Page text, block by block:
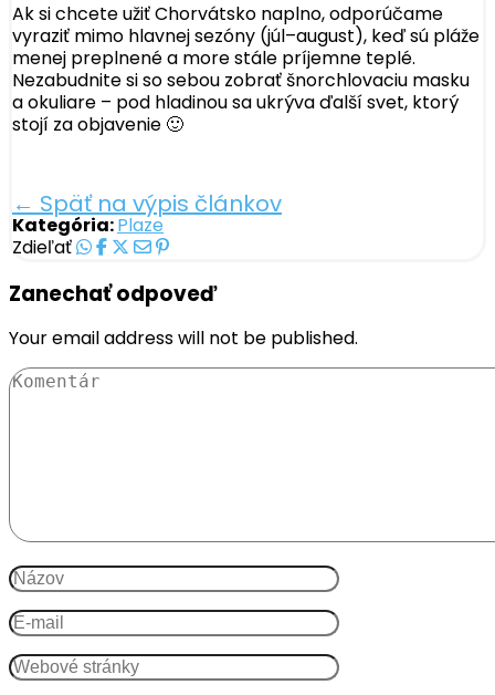
Ak si chcete užiť Chorvátsko naplno, odporúčame
vyraziť mimo hlavnej sezóny (júl–august), keď sú pláže
menej preplnené a more stále príjemne teplé.
Nezabudnite si so sebou zobrať šnorchlovaciu masku
a okuliare – pod hladinou sa ukrýva ďalší svet, ktorý
stojí za objavenie 🙂
← Späť na výpis článkov
Kategória:Plaze
Zdieľať
Zanechať odpoveď
Your email address will not be published.